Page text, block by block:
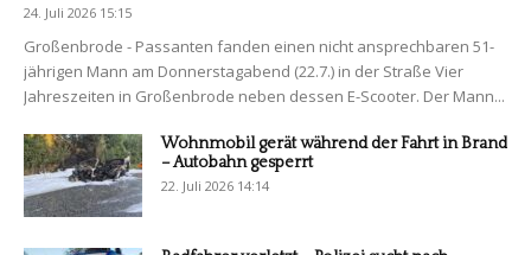
24. Juli 2026 15:15
Großenbrode - Passanten fanden einen nicht ansprechbaren 51-
jährigen Mann am Donnerstagabend (22.7.) in der Straße Vier
Jahreszeiten in Großenbrode neben dessen E-Scooter. Der Mann...
Wohnmobil gerät während der Fahrt in Brand
– Autobahn gesperrt
22. Juli 2026 14:14